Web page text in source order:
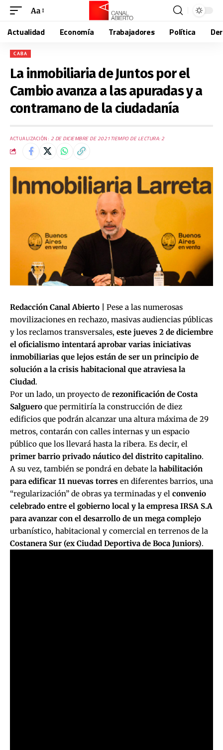
Aa
Actualidad Economía Trabajadores Política
CABA
La inmobiliaria de Juntos por el
Cambio avanza a las apuradas y a
contramano de la ciudadanía
ACTUALIZACIÓN: 2 DE DICIEMBRE DE 2021TIEMPO DE LECTURA: 2
Redacción Canal Abierto | Pese a las numerosas
movilizaciones en rechazo, masivas audiencias públicas
y los reclamos transversales, este jueves 2 de diciembre
el oficialismo intentará aprobar varias iniciativas
inmobiliarias que lejos están de ser un principio de
solución a la crisis habitacional que atraviesa la
Ciudad.
Por un lado, un proyecto de rezonificación de Costa
Salguero que permitiría la construcción de diez
edificios que podrán alcanzar una altura máxima de 29
metros, contarán con calles internas y un espacio
público que los llevará hasta la ribera. Es decir, el
primer barrio privado náutico del distrito capitalino.
A su vez, también se pondrá en debate la habilitación
para edificar 11 nuevas torres en diferentes barrios, una
“regularización” de obras ya terminadas y el convenio
celebrado entre el gobierno local y la empresa IRSA S.A
para avanzar con el desarrollo de un mega complejo
urbanístico, habitacional y comercial en terrenos de la
Costanera Sur (ex Ciudad Deportiva de Boca Juniors).